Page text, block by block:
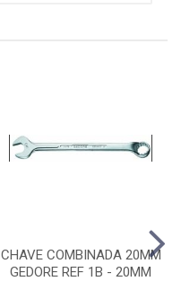
CHAVE COMBINADA 20MM
GEDORE REF 1B - 20MM